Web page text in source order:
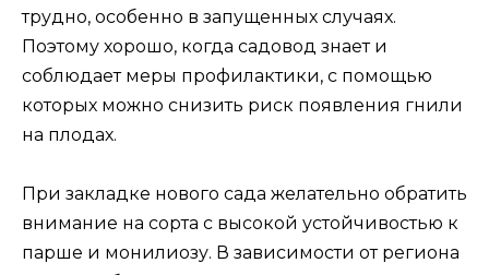
трудно, особенно в запущенных случаях.
Поэтому хорошо, когда садовод знает и
соблюдает меры профилактики, с помощью
которых можно снизить риск появления гнили
на плодах.
При закладке нового сада желательно обратить
внимание на сорта с высокой устойчивостью к
парше и монилиозу. В зависимости от региона